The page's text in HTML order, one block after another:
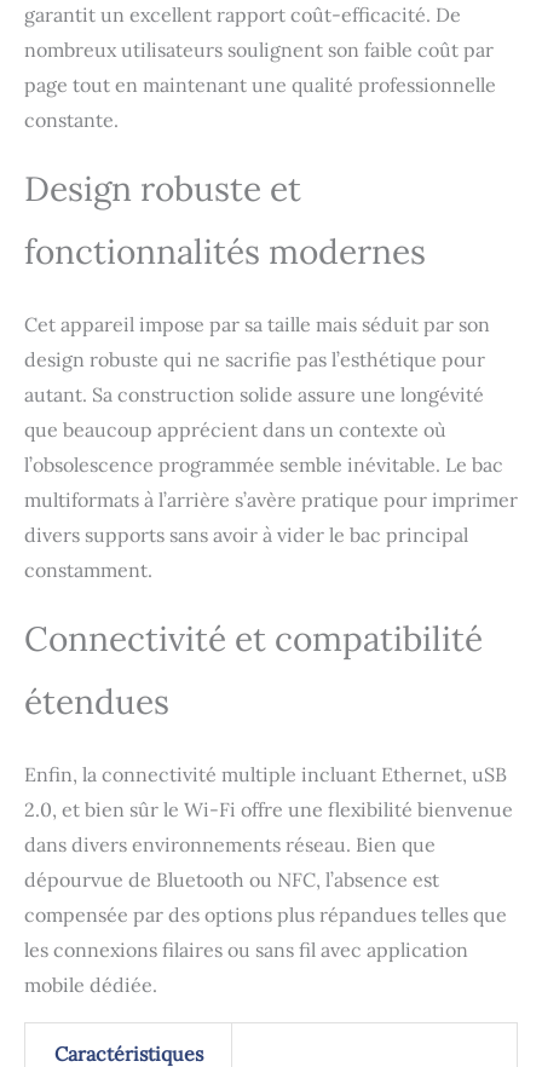
garantit un excellent rapport coût-efficacité. De
nombreux utilisateurs soulignent son faible coût par
page tout en maintenant une qualité professionnelle
constante.
Design robuste et
fonctionnalités modernes
Cet appareil impose par sa taille mais séduit par son
design robuste qui ne sacrifie pas l’esthétique pour
autant. Sa construction solide assure une longévité
que beaucoup apprécient dans un contexte où
l’obsolescence programmée semble inévitable. Le bac
multiformats à l’arrière s’avère pratique pour imprimer
divers supports sans avoir à vider le bac principal
constamment.
Connectivité et compatibilité
étendues
Enfin, la connectivité multiple incluant Ethernet, uSB
2.0, et bien sûr le Wi-Fi offre une flexibilité bienvenue
dans divers environnements réseau. Bien que
dépourvue de Bluetooth ou NFC, l’absence est
compensée par des options plus répandues telles que
les connexions filaires ou sans fil avec application
mobile dédiée.
Caractéristiques